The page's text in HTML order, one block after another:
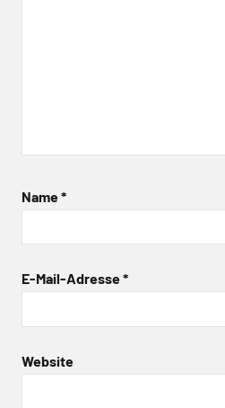
Name*
E-Mail-Adresse*
Website